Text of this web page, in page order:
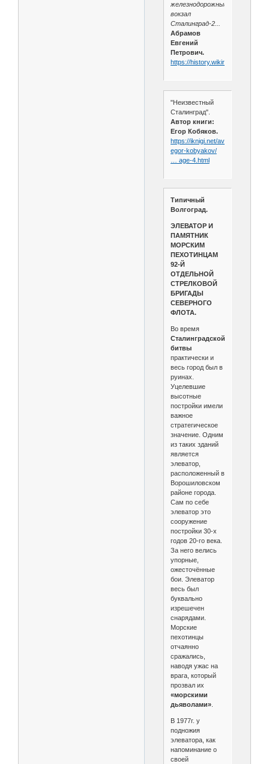
железнодорожный
вокзал
Сталинград-2...
Абрамов
Евгений
Петрович.
https://history.wikireading.ru/
"Неизвестный
Сталинград".
Автор книги:
Егор Кобяков.
https://iknigi.net/avtor-
egor-kobyakov/
… age-4.html
Типичный
Волгоград.
ЭЛЕВАТОР И
ПАМЯТНИК
МОРСКИМ
ПЕХОТИНЦАМ
92-Й
ОТДЕЛЬНОЙ
СТРЕЛКОВОЙ
БРИГАДЫ
СЕВЕРНОГО
ФЛОТА.
Во время
Сталинградской
битвы
практически и
весь город был в
руинах.
Уцелевшие
высотные
постройки имели
важное
стратегическое
значение. Одним
из таких зданий
является
элеватор,
расположенный в
Ворошиловском
районе города.
Сам по себе
элеватор это
сооружение
постройки 30-х
годов 20-го века.
За него велись
упорные,
ожесточённые
бои. Элеватор
весь был
буквально
изрешечен
снарядами.
Морские
пехотинцы
отчаянно
сражались,
наводя ужас на
врага, который
прозвал их
«морскими
дьяволами».
В 1977г. у
подножия
элеватора, как
напоминание о
своей